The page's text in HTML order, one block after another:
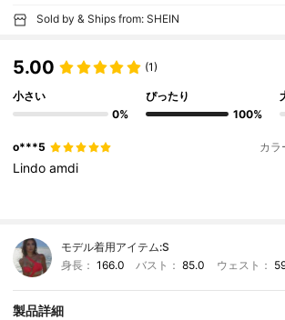
Sold by & Ships from: SHEIN
5.00 (1)
小さい
0%
ぴったり
100%
o***5 カラ
Lindoamdi
モデル着用アイテム:S
身長： 166.0 バスト：85.0 ウェスト：
製品詳細